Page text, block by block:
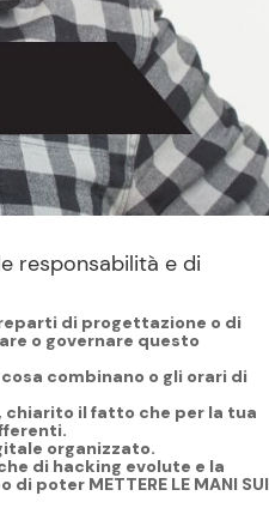
responsabilità e di
di progettazione o di
o governare questo
combinano o gli orari di
chiarito il fatto che per la tua
organizzato.
di hacking evolute e la
poter METTERE LE MANI SUI